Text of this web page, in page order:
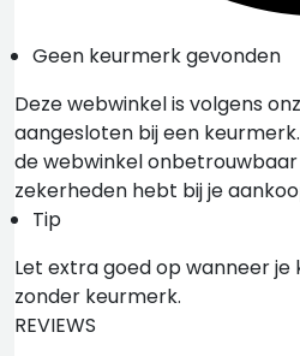
Geen keurmerk gevonden
Deze webwinkel is volgens
aangesloten bij een
de webwinkel
zekerheden hebt bij je
Tip
Let extra goed op wanneer
zonder keurmerk.
REVIEWS